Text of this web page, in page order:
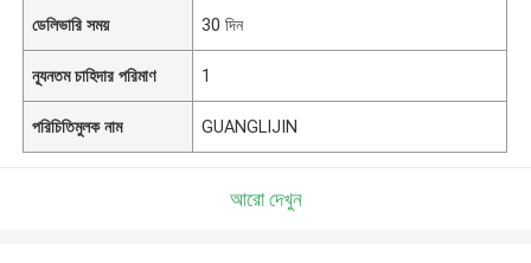
ডেলিভারি সময় 30 দিন
ন্যূনতম চাহিদার পরিমাণ 1
পরিচিতিমুলক নাম GUANGLIJIN
আরো দেখুন